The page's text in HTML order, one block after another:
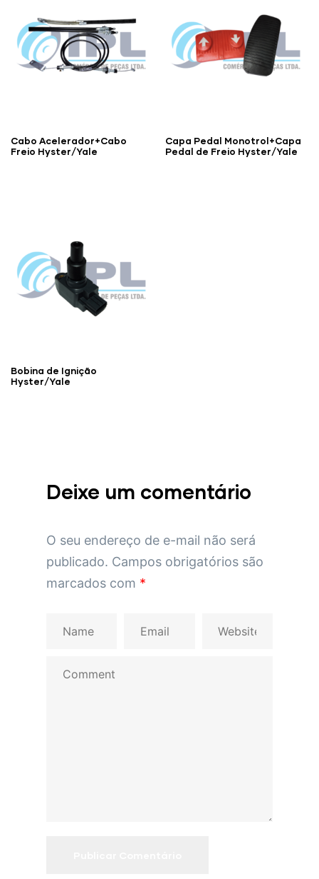
Cabo Acelerador+Cabo
Freio Hyster/Yale
Capa Pedal Monotrol+Capa
Pedal de Freio Hyster/Yale
Bobina de Ignição
Hyster/Yale
Deixe um comentário
O seu endereço de e-mail não será
publicado. Campos obrigatórios são
marcados com *